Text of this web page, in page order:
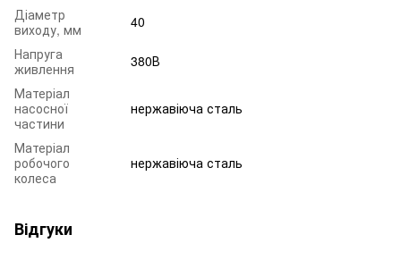
Діаметр
виходу, мм
40
Напруга
живлення
380В
Матеріал
насосної
частини
нержавіюча сталь
Матеріал
робочого
колеса
нержавіюча сталь
Відгуки